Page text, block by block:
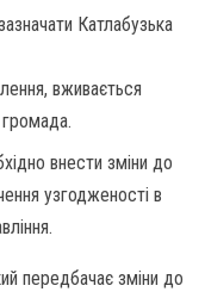
Катлабузька
вживається
внести зміни до
узгодженості в
передбачає зміни до